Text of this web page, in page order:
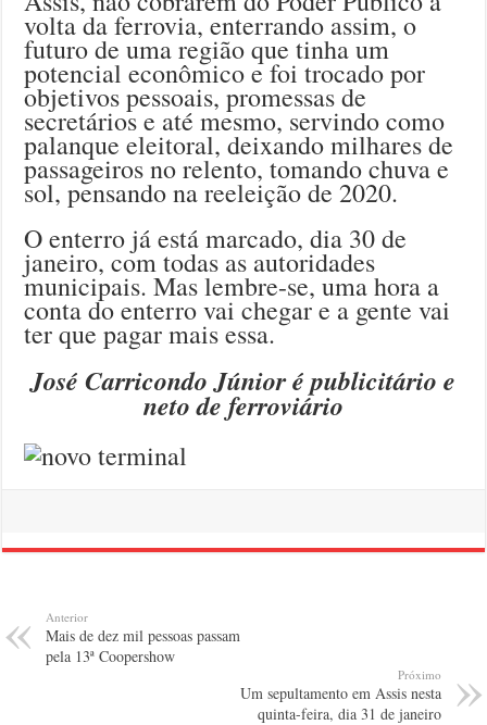
volta da ferrovia, enterrando assim, o
futuro de uma região que tinha um
potencial econômico e foi trocado por
objetivos pessoais, promessas de
secretários e até mesmo, servindo como
palanque eleitoral, deixando milhares de
passageiros no relento, tomando chuva e
sol, pensando na reeleição de 2020.
O enterro já está marcado, dia 30 de
janeiro, com todas as autoridades
municipais. Mas lembre-se, uma hora a
conta do enterro vai chegar e a gente vai
ter que pagar mais essa.
José Carricondo Júnior é publicitário e
neto de ferroviário
Anterior
Mais de dez mil pessoas passam
pela 13ª Coopershow
Próximo
Um sepultamento em Assis nesta
quinta-feira, dia 31 de janeiro